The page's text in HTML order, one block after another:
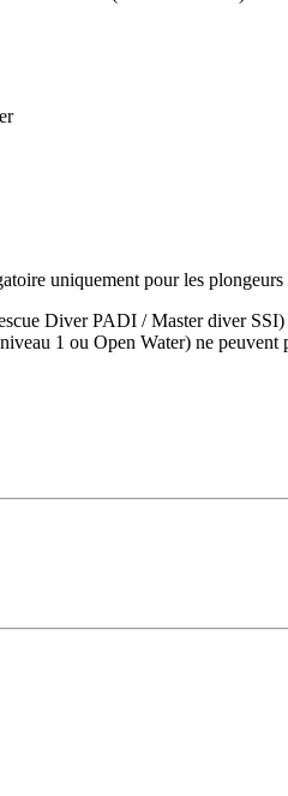
uniquement pour les
Diver PADI / Master diver
1 ou Open Water) ne peuvent